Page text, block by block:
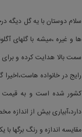
سلام دوستان با یه گل دیگه
ها و غیره ،میشه با گلهای
سمت بالا هدایت کرده و
رایج در خانواده
کشور شده است و به قیمت
دارد،آبیاری بیش از
مقایسه اندازه و رنگ برگها با